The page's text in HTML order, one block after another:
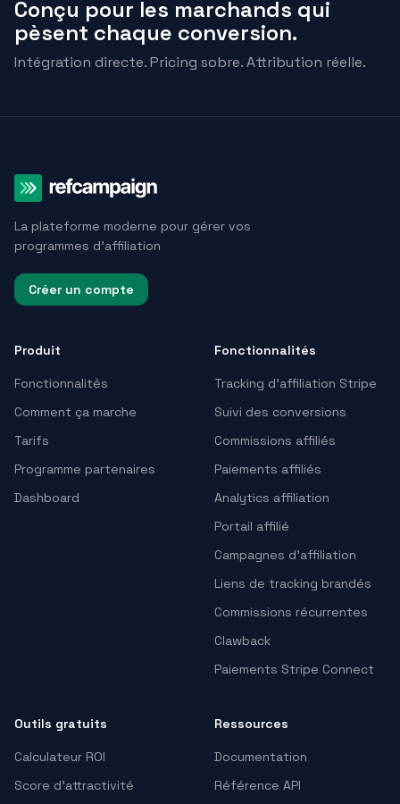
Conçu pour les marchands qui
pèsent chaque conversion.
Intégration directe. Pricing sobre. Attribution réelle.
La plateforme moderne pour gérer vos
programmes d'affiliation
Créer un compte
Produit
Fonctionnalités
Comment ça marche
Tarifs
Programme partenaires
Dashboard
Fonctionnalités
Tracking d’affiliation Stripe
Suivi des conversions
Commissions affiliés
Paiements affiliés
Analytics affiliation
Portail affilié
Campagnes d’affiliation
Liens de tracking brandés
Commissions récurrentes
Clawback
Paiements Stripe Connect
Outils gratuits
Calculateur ROI
Score d'attractivité
Ressources
Documentation
Référence API